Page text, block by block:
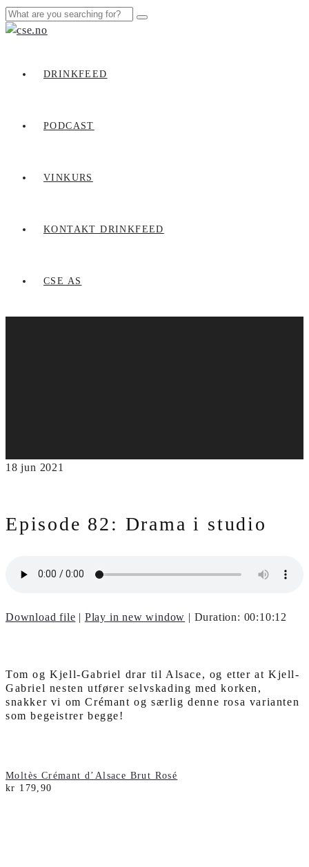
DRINKFEED
PODCAST
VINKURS
KONTAKT DRINKFEED
CSE AS
18 jun 2021
Episode 82: Drama i studio
Download file | Play in new window | Duration: 00:10:12
Tom og Kjell-Gabriel drar til Alsace, og etter at Kjell-
Gabriel nesten utfører selvskading med korken,
snakker vi om Crémant og særlig denne rosa varianten
som begeistrer begge!
Moltès Crémant d’Alsace Brut Rosé
kr 179,90